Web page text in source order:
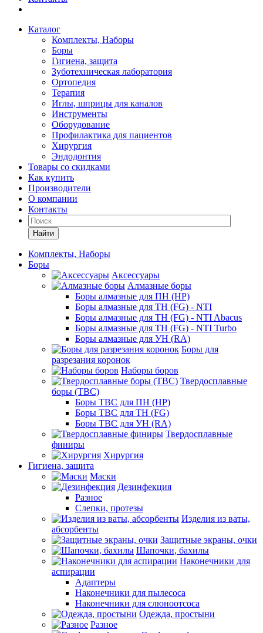
Каталог
Комплекты, Наборы
Боры
Гигиена, защита
Зуботехническая лаборатория
Ортопедия
Терапия
Иглы, шприцы для каналов
Инструменты
Оборудование
Профилактика для пациентов
Хирургия
Эндодонтия
Товары со скидками
Как купить
Производители
О компании
Контакты
Найти
Комплекты, Наборы
Боры
Аксессуары
Алмазные боры
Боры алмазные для ПН (HP)
Боры алмазные для ТН (FG) - NTI
Боры алмазные для ТН (FG) - NTI Abacus
Боры алмазные для ТН (FG) - NTI Turbo
Боры алмазные для УН (RA)
Боры для
разрезания коронок
Наборы боров
Твердосплавные
боры (ТВС)
Боры ТВС для ПН (HP)
Боры ТВС для ТН (FG)
Боры ТВС для УН (RA)
Твердосплавные
финиры
Хирургия
Гигиена, защита
Маски
Дезинфекция
Разное
Слепки, протезы
Изделия из ваты,
абсорбенты
Защитные экраны, очки
Шапочки, бахилы
Наконечники для
аспирации
Адаптеры
Наконечники для пылесоса
Наконечники для слюноотсоса
Одежда, простыни
Разное